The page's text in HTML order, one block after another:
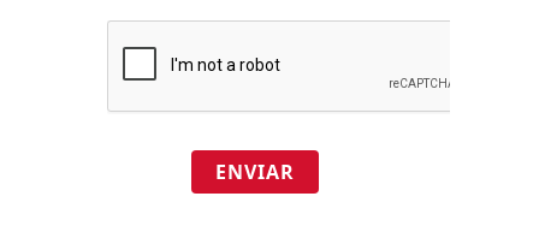
ENVIAR